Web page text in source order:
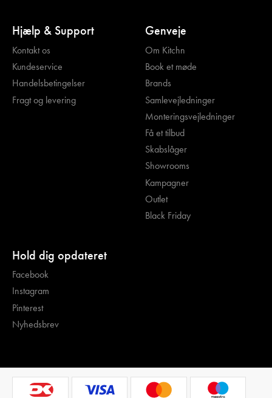
Hjælp & Support
Kontakt os
Kundeservice
Handelsbetingelser
Fragt og levering
Genveje
Om Kitchn
Book et møde
Brands
Samlevejledninger
Monteringsvejledninger
Få et tilbud
Skabslåger
Showrooms
Kampagner
Outlet
Black Friday
Hold dig opdateret
Facebook
Instagram
Pinterest
Nyhedsbrev